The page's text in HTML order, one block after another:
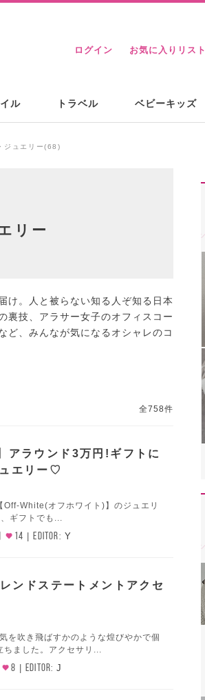
ログイン お気に入りリスト
ル トラベル ベビーキッズ
ジュエリー(68)
リー
け。人と被らない知る人ぞ知る日本
裏技、アラサー女子のオフィスコー
ど、みんなが気になるオシャレのコ
全758件
アラウンド3万円!ギフトに
エリー♡
White(オフホワイト)】のジュエリ
ギフトでも...
14 EDITOR: Y
ンドステートメントアクセ
を吹き飛ばすかのような煌びやかで個
ちました。アクセサリ...
8 EDITOR: J